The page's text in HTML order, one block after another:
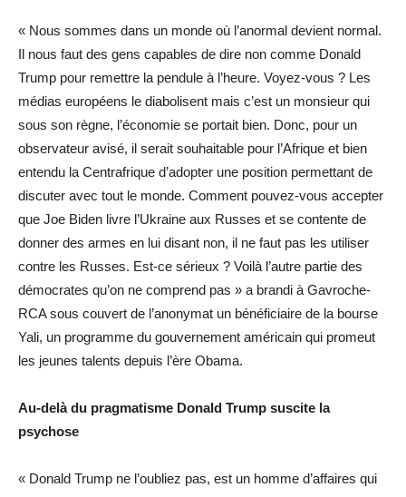
« Nous sommes dans un monde où l’anormal devient normal.
Il nous faut des gens capables de dire non comme Donald
Trump pour remettre la pendule à l’heure. Voyez-vous ? Les
médias européens le diabolisent mais c’est un monsieur qui
sous son règne, l’économie se portait bien. Donc, pour un
observateur avisé, il serait souhaitable pour l’Afrique et bien
entendu la Centrafrique d’adopter une position permettant de
discuter avec tout le monde. Comment pouvez-vous accepter
que Joe Biden livre l’Ukraine aux Russes et se contente de
donner des armes en lui disant non, il ne faut pas les utiliser
contre les Russes. Est-ce sérieux ? Voilà l’autre partie des
démocrates qu’on ne comprend pas » a brandi à Gavroche-
RCA sous couvert de l’anonymat un bénéficiaire de la bourse
Yali, un programme du gouvernement américain qui promeut
les jeunes talents depuis l’ère Obama.
Au-delà du pragmatisme Donald Trump suscite la
psychose
« Donald Trump ne l’oubliez pas, est un homme d’affaires qui